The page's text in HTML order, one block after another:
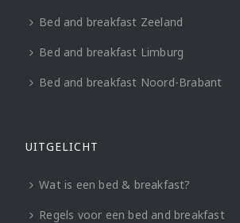
Bed and breakfast Zeeland
Bed and breakfast Limburg
Bed and breakfast Noord-Brabant
UITGELICHT
Wat is een bed & breakfast?
Regels voor een bed and breakfast